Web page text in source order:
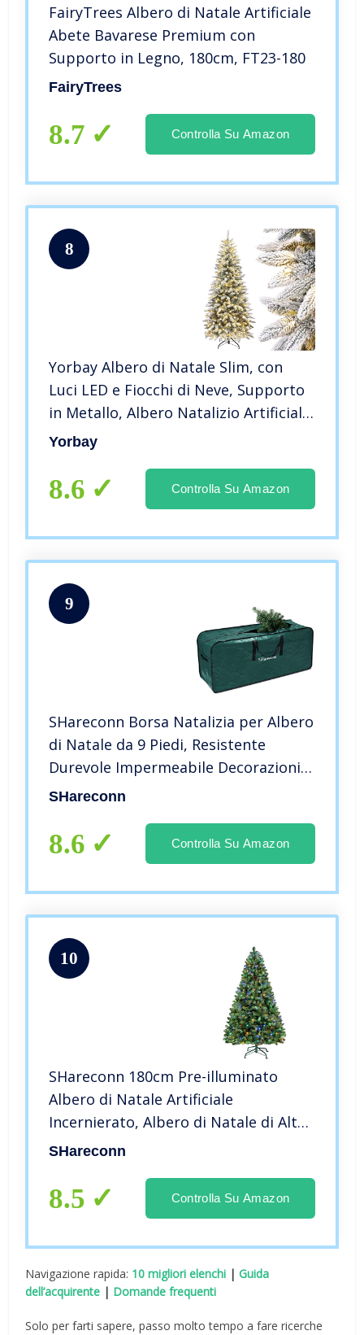
FairyTrees Albero di Natale Artificiale
Abete Bavarese Premium con
Supporto in Legno, 180cm, FT23-180
FairyTrees
8.7 Controlla Su Amazon
8
Yorbay Albero di Natale Slim, con
Luci LED e Fiocchi di Neve, Supporto
in Metallo, Albero Natalizio Artificiale
Innvevato, per Decorazioni Natalizie
Yorbay
8.6 Controlla Su Amazon
9
SHareconn Borsa Natalizia per Albero
di Natale da 9 Piedi, Resistente
Durevole Impermeabile Decorazioni
Natalizie Borsa portaoggetti per
capacità,Verde Scuro
SHareconn
8.6 Controlla Su Amazon
10
SHareconn 180cm Pre-illuminato
Albero di Natale Artificiale
Incernierato, Albero di Natale di Alta
qualità con 330 Luci Bianche Calde e
Supporto Metallico Pieghevole
SHareconn
8.5 Controlla Su Amazon
Navigazione rapida: 10 migliori elenchi |Guida
dell’acquirente | Domande frequenti
Solo per farti sapere, passo molto tempo a fare ricerche